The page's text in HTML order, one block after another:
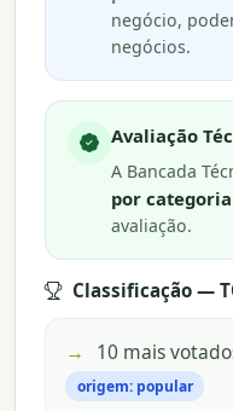
negócio,
negócios.
Avaliação
A Bancada
por categoria
avaliação.
Classificação —
→ 10 mais
origem: popular